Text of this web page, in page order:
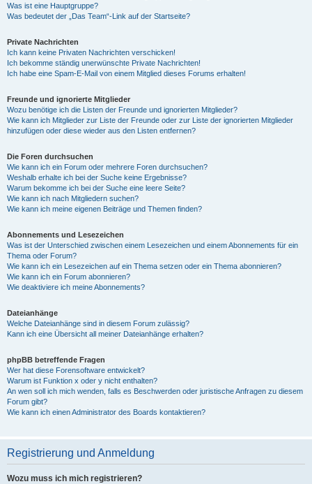
Was ist eine Hauptgruppe?
Was bedeutet der „Das Team“-Link auf der Startseite?
Private Nachrichten
Ich kann keine Privaten Nachrichten verschicken!
Ich bekomme ständig unerwünschte Private Nachrichten!
Ich habe eine Spam-E-Mail von einem Mitglied dieses Forums erhalten!
Freunde und ignorierte Mitglieder
Wozu benötige ich die Listen der Freunde und ignorierten Mitglieder?
Wie kann ich Mitglieder zur Liste der Freunde oder zur Liste der ignorierten Mitglieder
hinzufügen oder diese wieder aus den Listen entfernen?
Die Foren durchsuchen
Wie kann ich ein Forum oder mehrere Foren durchsuchen?
Weshalb erhalte ich bei der Suche keine Ergebnisse?
Warum bekomme ich bei der Suche eine leere Seite?
Wie kann ich nach Mitgliedern suchen?
Wie kann ich meine eigenen Beiträge und Themen finden?
Abonnements und Lesezeichen
Was ist der Unterschied zwischen einem Lesezeichen und einem Abonnements für ein
Thema oder Forum?
Wie kann ich ein Lesezeichen auf ein Thema setzen oder ein Thema abonnieren?
Wie kann ich ein Forum abonnieren?
Wie deaktiviere ich meine Abonnements?
Dateianhänge
Welche Dateianhänge sind in diesem Forum zulässig?
Kann ich eine Übersicht all meiner Dateianhänge erhalten?
phpBB betreffende Fragen
Wer hat diese Forensoftware entwickelt?
Warum ist Funktion x oder y nicht enthalten?
An wen soll ich mich wenden, falls es Beschwerden oder juristische Anfragen zu diesem
Forum gibt?
Wie kann ich einen Administrator des Boards kontaktieren?
Registrierung und Anmeldung
Wozu muss ich mich registrieren?